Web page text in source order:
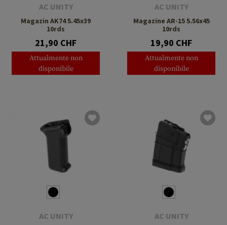
AC UNITY
Magazin AK74 5.45x39
10rds
21,90 CHF
Attualmente non
disponibile
AC UNITY
Magazine AR-15 5.56x45
10rds
19,90 CHF
Attualmente non
disponibile
AC UNITY AC UNITY